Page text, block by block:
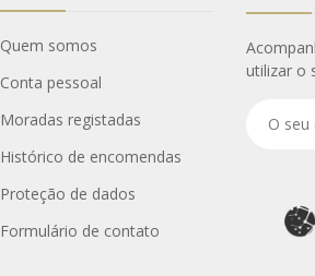
Quem somos
Conta pessoal
Moradas registadas
Histórico de encomendas
Proteção de dados
Formulário de contato
utilizar o